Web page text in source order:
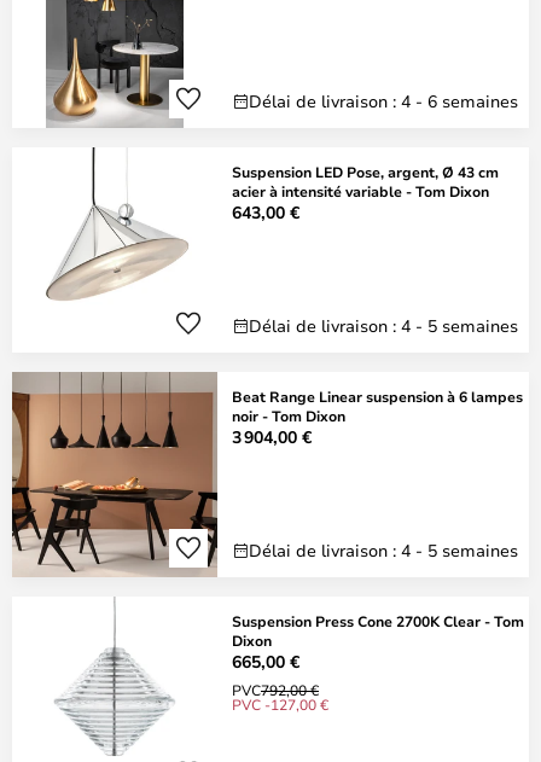
Délai de livraison : 4 - 6 semaines
Suspension LED Pose, argent, Ø 43 cm
acier à intensité variable - Tom Dixon
643,00 €
Délai de livraison : 4 - 5 semaines
Beat Range Linear suspension à 6 lampes
noir - Tom Dixon
3 904,00 €
Délai de livraison : 4 - 5 semaines
Suspension Press Cone 2700K Clear - Tom
Dixon
665,00 €
PVC792,00 €
PVC -127,00 €